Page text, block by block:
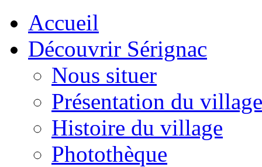
Accueil
Découvrir Sérignac
Nous situer
Présentation du village
Histoire du village
Photothèque